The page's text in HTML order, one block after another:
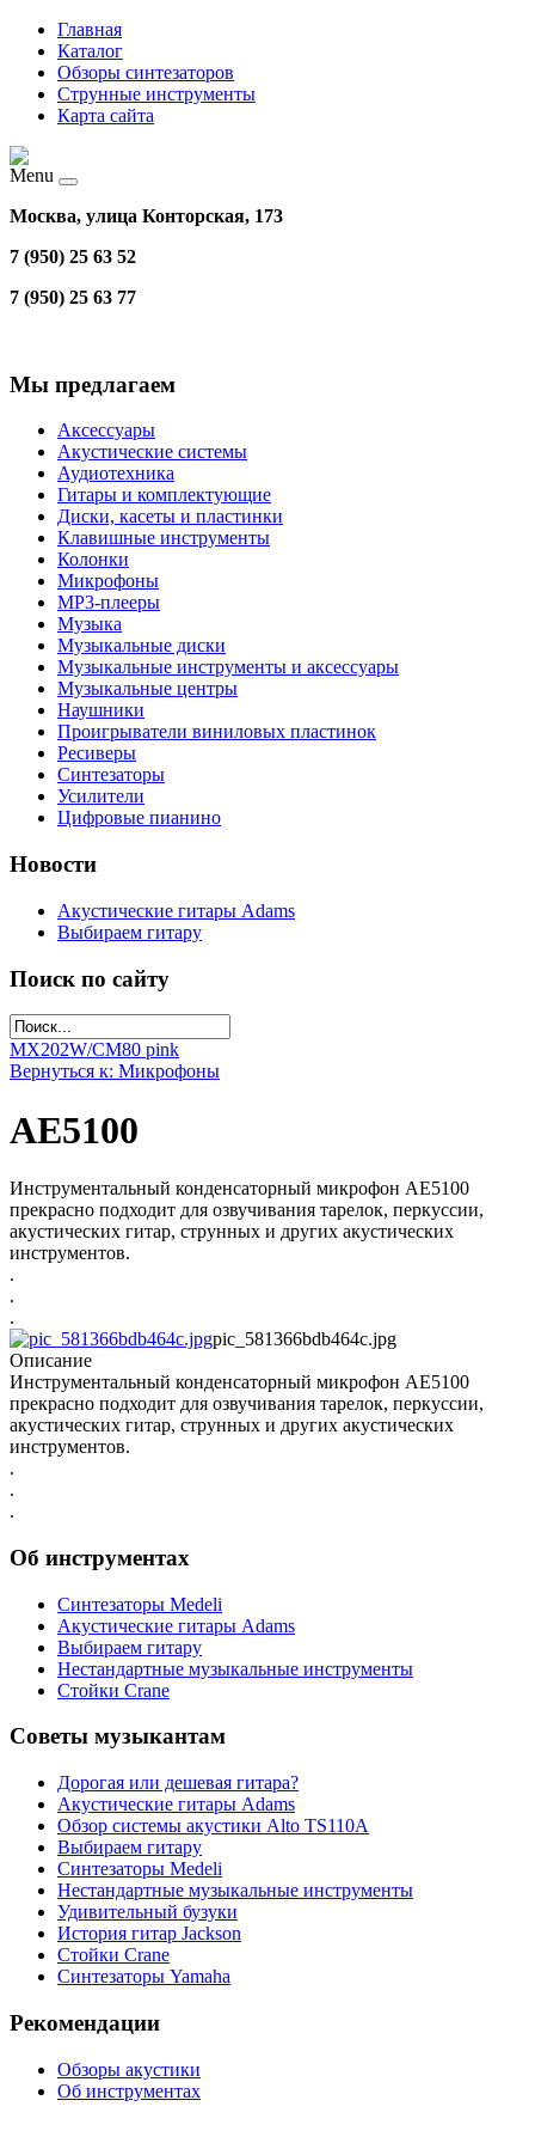
Главная
Каталог
Обзоры синтезаторов
Струнные инструменты
Карта сайта
Menu
Москва, улица Конторская, 173
7 (950) 25 63 52
7 (950) 25 63 77
Мы предлагаем
Аксессуары
Акустические системы
Аудиотехника
Гитары и комплектующие
Диски, касеты и пластинки
Клавишные инструменты
Колонки
Микрофоны
МР3-плееры
Музыка
Музыкальные диски
Музыкальные инструменты и аксессуары
Музыкальные центры
Наушники
Проигрыватели виниловых пластинок
Ресиверы
Синтезаторы
Усилители
Цифровые пианино
Новости
Акустические гитары Adams
Выбираем гитару
Поиск по сайту
MX202W/CM80 pink
Вернуться к: Микрофоны
AE5100
Инструментальный конденсаторный микрофон AE5100
прекрасно подходит для озвучивания тарелок, перкуссии,
акустических гитар, струнных и других акустических
инструментов.
.
.
.
pic_581366bdb464c.jpg
Описание
Инструментальный конденсаторный микрофон AE5100
прекрасно подходит для озвучивания тарелок, перкуссии,
акустических гитар, струнных и других акустических
инструментов.
.
.
.
Об инструментах
Синтезаторы Мedeli
Акустические гитары Adams
Выбираем гитару
Нестандартные музыкальные инструменты
Стойки Crane
Советы музыкантам
Дорогая или дешевая гитара?
Акустические гитары Adams
Обзор системы акустики Alto TS110A
Выбираем гитару
Синтезаторы Мedeli
Нестандартные музыкальные инструменты
Удивительный бузуки
История гитар Jackson
Стойки Crane
Синтезаторы Yamaha
Рекомендации
Обзоры акустики
Об инструментах